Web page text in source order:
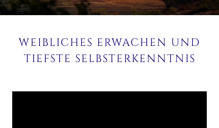
WEIBLICHES ERWACHEN UND
TIEFSTE SELBSTERKENNTNIS